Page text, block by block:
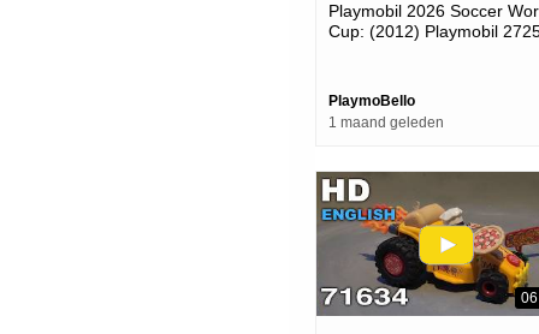
Playmobil 2026 Soccer
Cup: (2012) Playmobil
PlaymoBello
1 maand geleden